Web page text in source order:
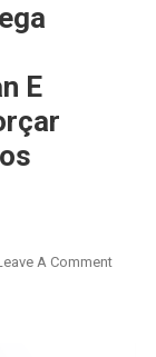
E
A CommentOn